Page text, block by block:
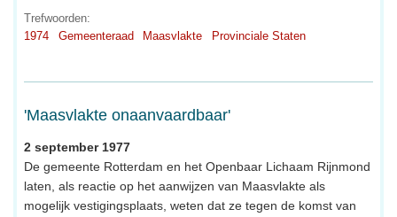
Trefwoorden:
1974
Gemeenteraad Maasvlakte Provinciale Staten
'Maasvlakte onaanvaardbaar'
2 september 1977
De gemeente Rotterdam en het Openbaar Lichaam Rijnmond
laten, als reactie op het aanwijzen van Maasvlakte als
mogelijk vestigingsplaats, weten dat ze tegen de komst van